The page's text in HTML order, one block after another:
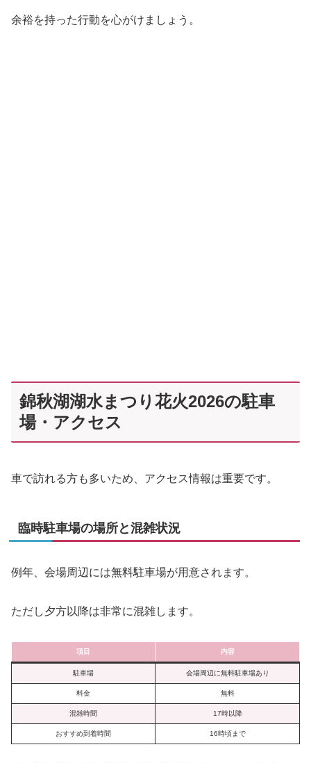
余裕を持った行動を心がけましょう。
錦秋湖湖水まつり花火2026の駐車
場・アクセス
車で訪れる方も多いため、アクセス情報は重要です。
臨時駐車場の場所と混雑状況
例年、会場周辺には無料駐車場が用意されます。
ただし夕方以降は非常に混雑します。
項目 内容
駐車場 会場周辺に無料駐車場あり
料金 無料
混雑時間 17時以降
おすすめ到着時間 16時頃まで